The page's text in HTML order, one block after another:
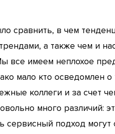
сравнить, в чем
а также чем и
все имеем неплохое
мало кто осведомлен
коллеги и за счет
много различий:
сервисный подход